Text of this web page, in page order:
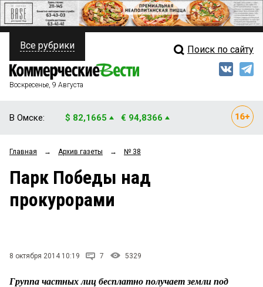
ПОЛИТИКА
ФИНАНСЫ
ОБЩЕСТВО
ЗАКОН
НОВОСТИ КОМПАНИЙ
СТИЛЬ ЖИЗНИ
Свежий выпуск
Все рубрики Поиск по сайту
Воскресенье, 9 Августа
В Омске: $ 82,1665 € 94,8366
Главная → Архив газеты → № 38
Парк Победы над
прокурорами
8 октября 2014 10:19 7 5329
Группа частных лиц бесплатно получает земли под